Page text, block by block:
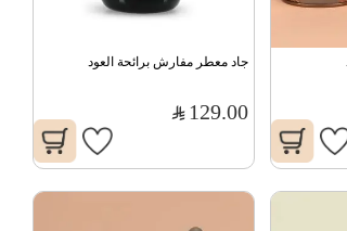
جاد معطر مفارش برائحة العود
129.00